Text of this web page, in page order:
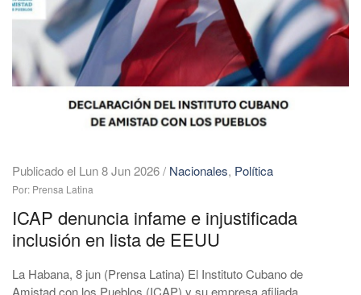
Publicado el Lun 8 Jun 2026/ Nacionales, Política
Por: Prensa Latina
ICAP denuncia infame e injustificada
inclusión en lista de EEUU
La Habana, 8 jun (Prensa Latina) El Instituto Cubano de